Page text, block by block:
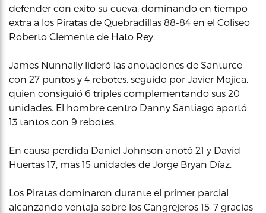
defender con exito su cueva, dominando en tiempo
extra a los Piratas de Quebradillas 88-84 en el Coliseo
Roberto Clemente de Hato Rey.
James Nunnally lideró las anotaciones de Santurce
con 27 puntos y 4 rebotes, seguido por Javier Mojica,
quien consiguió 6 triples complementando sus 20
unidades. El hombre centro Danny Santiago aportó
13 tantos con 9 rebotes.
En causa perdida Daniel Johnson anotó 21 y David
Huertas 17, mas 15 unidades de Jorge Bryan Díaz.
Los Piratas dominaron durante el primer parcial
alcanzando ventaja sobre los Cangrejeros 15-7 gracias